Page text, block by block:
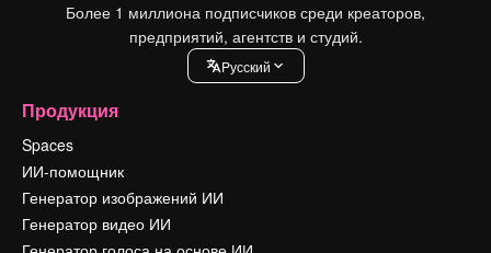
Более 1 миллиона подписчиков среди креаторов,
предприятий, агентств и студий.
Pусский
Продукция
Spaces
ИИ-помощник
Генератор изображений ИИ
Генератор видео ИИ